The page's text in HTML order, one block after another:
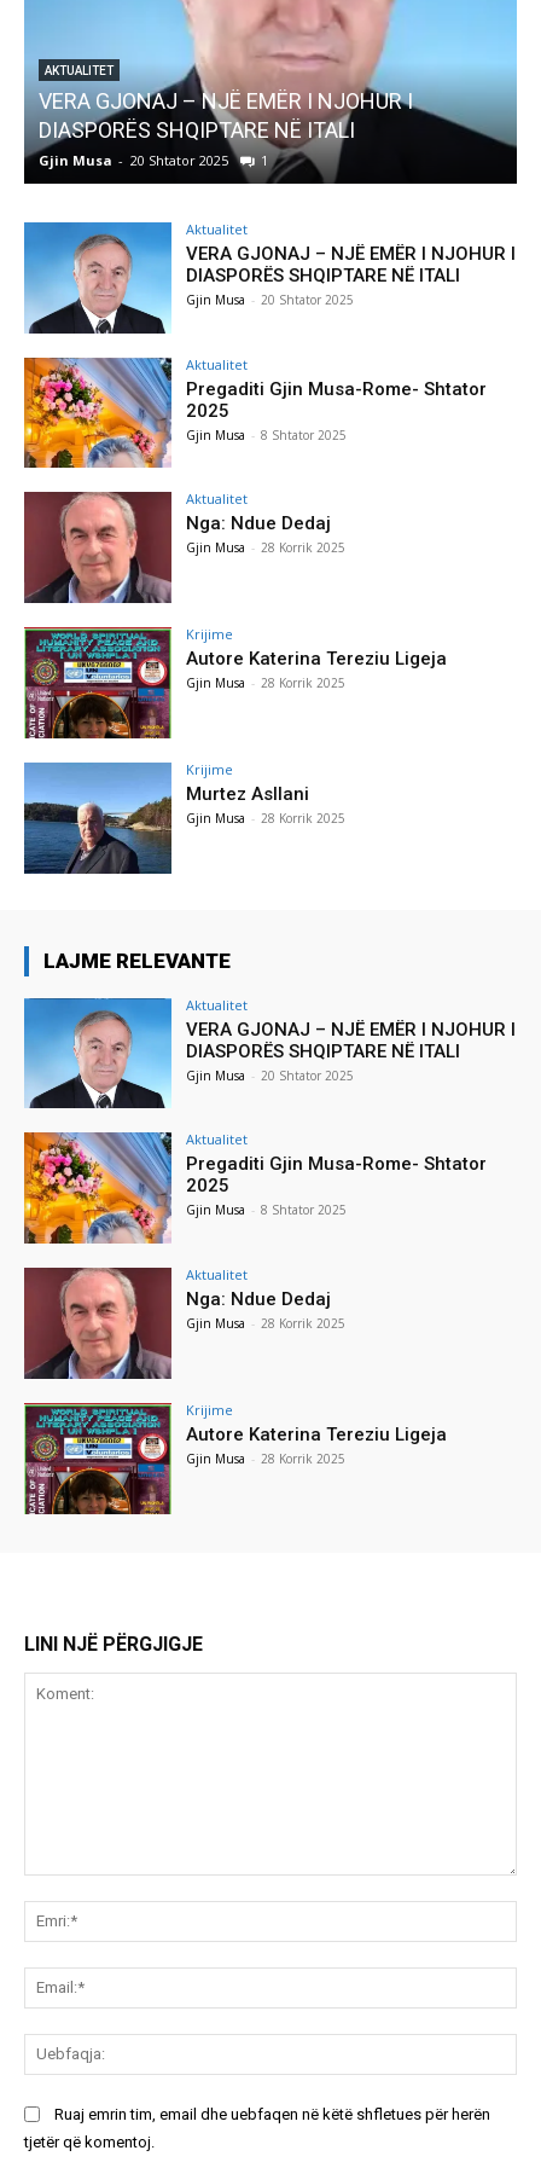
AKTUALITET
Pregaditi Gjin Musa-Rome- Shtator 2025
Gjin Musa - 8 Shtator 2025 0
Aktualitet
VERA GJONAJ – NJË EMËR I NJOHUR I
DIASPORËS SHQIPTARE NË ITALI
Gjin Musa - 20 Shtator 2025
Aktualitet
Pregaditi Gjin Musa-Rome- Shtator
2025
Gjin Musa - 8 Shtator 2025
Aktualitet
Nga: Ndue Dedaj
Gjin Musa - 28 Korrik 2025
Krijime
Autore Katerina Tereziu Ligeja
Gjin Musa - 28 Korrik 2025
Krijime
Murtez Asllani
Gjin Musa - 28 Korrik 2025
LAJME RELEVANTE
Aktualitet
VERA GJONAJ – NJË EMËR I NJOHUR I
DIASPORËS SHQIPTARE NË ITALI
Gjin Musa - 20 Shtator 2025
Aktualitet
Pregaditi Gjin Musa-Rome- Shtator
2025
Gjin Musa - 8 Shtator 2025
Aktualitet
Nga: Ndue Dedaj
Gjin Musa - 28 Korrik 2025
Krijime
Autore Katerina Tereziu Ligeja
Gjin Musa - 28 Korrik 2025
LINI NJË PËRGJIGJE
Ruaj emrin tim, email dhe uebfaqen në këtë shfletues për herën
tjetër që komentoj.